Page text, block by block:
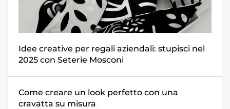
Idee creative per regali aziendali: stupisci nel
2025 con Seterie Mosconi
Come creare un look perfetto con una
cravatta su misura